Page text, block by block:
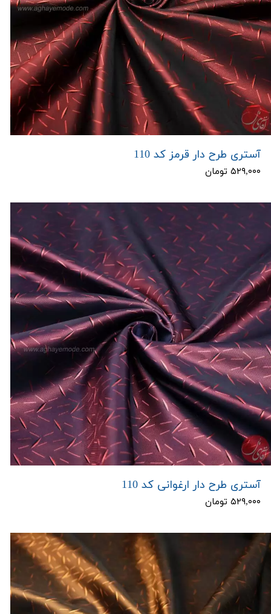
آستری طرح دار قرمز کد 110
۵۲۹,۰۰۰ تومان
آستری طرح دار ارغوانی کد 110
۵۲۹,۰۰۰ تومان